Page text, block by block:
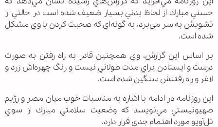
حسني مبارك از لحاظ بدني بسيار ضعيف شده است در حالتي از
تشويش به سر مي‌برد، به گونه‌اي كه صحبت كردن با وي مشكل
شده است.
بر اساس اين گزارش، وي همچنين قادر به راه رفتن به صورت
درست و ايستادن براي مدت طولاني نيست و رنگ چهره‌اش زرد و
لاغر و راه رفتنش سنگين شده است.
اين روزنامه در ادامه با اشاره به مناسبات خوب ميان مصر و رژيم
صهيونيستي مي‌نويسد كه وضعيت سلامتي مبارك از سوي
تل‌آويو مورد اهتمام جدي قرار دارد.